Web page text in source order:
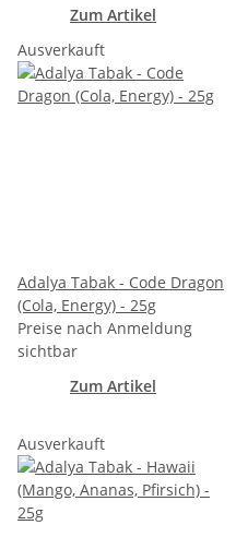
Zum Artikel
Ausverkauft
Adalya Tabak - Code Dragon
(Cola, Energy) - 25g
Preise nach Anmeldung
sichtbar
Zum Artikel
Ausverkauft